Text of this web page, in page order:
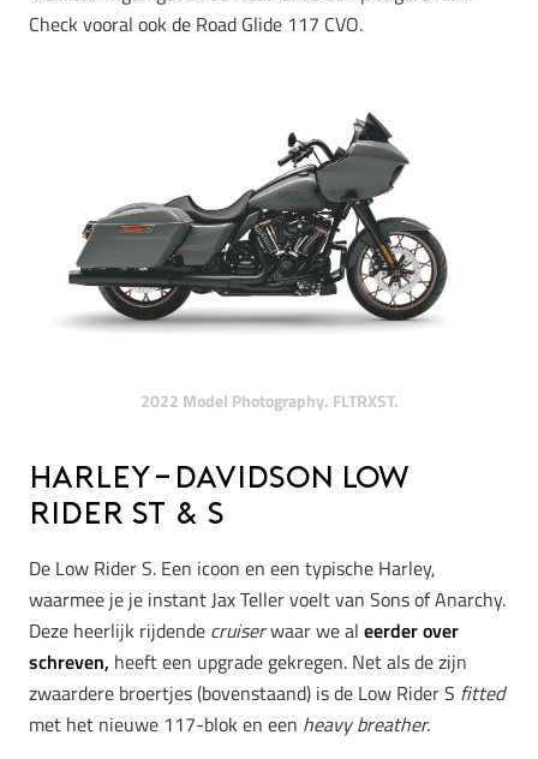
Check vooral ook de Road Glide 117 CVO.
2022 Model Photography. FLTRXST.
Harley-Davidson Low
Rider ST & S
De Low Rider S. Een icoon en een typische Harley,
waarmee je je instant Jax Teller voelt van Sons of Anarchy.
Deze heerlijk rijdende cruiserwaar we al eerder over
schreven, heeft een upgrade gekregen. Net als de zijn
zwaardere broertjes (bovenstaand) is de Low Rider S fitted
met het nieuwe 117-blok en een heavy breather.